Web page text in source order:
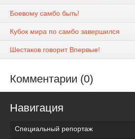
Боевому самбо быть!
Кубок мира по самбо завершился
Шестаков говорит Впервые!
Комментарии (0)
Навигация
Специальный репортаж